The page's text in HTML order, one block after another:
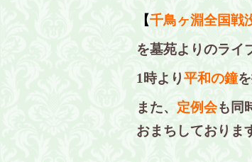
【千鳥ヶ淵全国戦
を墓苑よりのライ
1時より平和の鐘
また、 定例会も同
おまちしておりま